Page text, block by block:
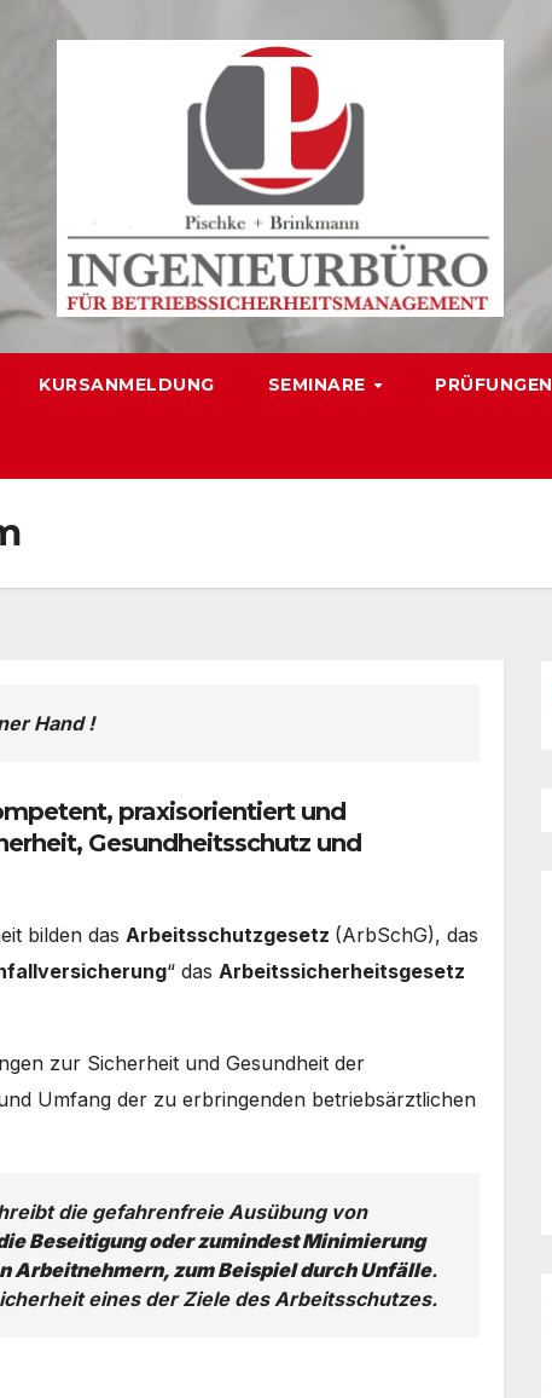
KURSANMELDUNG SEMINARE PRÜFUNGEN
Hand !
praxisorientiert und
Gesundheitsschutz und
bilden das Arbeitsschutzgesetz (ArbSchG), das
“ das Arbeitssicherheitsgesetz
zur Sicherheit und Gesundheit der
Umfang der zu erbringenden betriebsärztlichen
die gefahrenfreie Ausübung von
Beseitigung oder zumindest Minimierung
Arbeitnehmern, zum Beispiel durch Unfälle.
eines der Ziele des Arbeitsschutzes.